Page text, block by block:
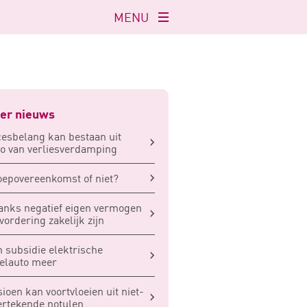
Navigatie
openen
MENU
nieuws
kan bestaan uit
van verliesverdamping
of niet?
negatief eigen vermogen
zakelijk zijn
subsidie elektrische
meer
kan voortvloeien uit niet-
notulen